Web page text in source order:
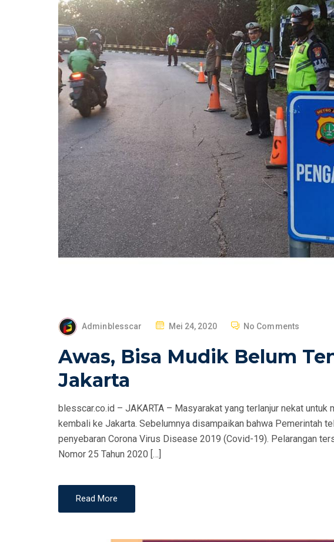
Adminblesscar
PMei 24, 2020 No Comments
Awas, Bisa Mudik Belum
Jakarta
blesscar.co.id – JAKARTA – Masyarakat yang terlanjur nekat
kembali ke Jakarta. Sebelumnya disampaikan bahwa Pemerintah
penyebaran Corona Virus Disease 2019 (Covid-19). Pelarangan
Nomor 25 Tahun 2020 […]
Read More